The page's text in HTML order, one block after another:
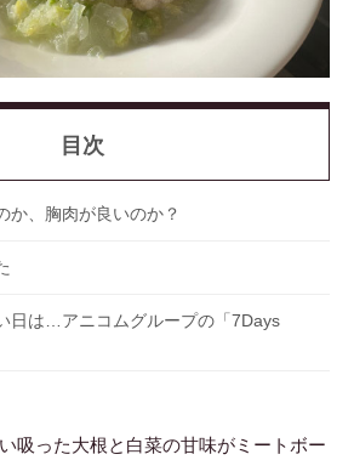
目次
か、胸肉が良いのか？
日は…アニコムグループの「7Days
吸った大根と白菜の甘味がミートボー